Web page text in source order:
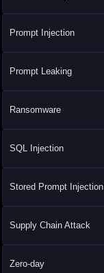
Prompt Injection
Prompt Leaking
Ransomware
SQL Injection
Stored Prompt Injection
Supply Chain Attack
Zero-day